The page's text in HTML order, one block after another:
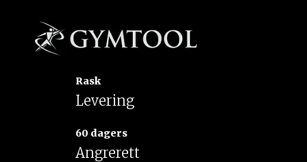
Rask
Levering
60 dagers
Angrerett